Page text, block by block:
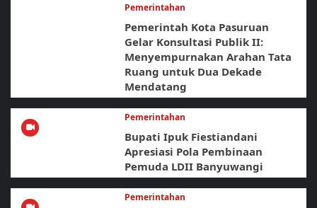
Pemerintahan
Pemerintah Kota Pasuruan
Gelar Konsultasi Publik II:
Menyempurnakan Arahan Tata
Ruang untuk Dua Dekade
Mendatang
Pemerintahan
Bupati Ipuk Fiestiandani
Apresiasi Pola Pembinaan
Pemuda LDII Banyuwangi
Pemerintahan